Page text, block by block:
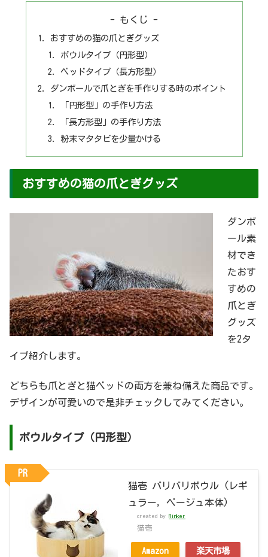
- もくじ -
おすすめの猫の爪とぎグッズ
ボウルタイプ（円形型）
ベッドタイプ（長方形型）
ダンボールで爪とぎを手作りする時のポイント
「円形型」の手作り方法
「長方形型」の手作り方法
粉末マタタビを少量かける
おすすめの猫の爪とぎグッズ
ダンボ
ール素
材でき
たおす
すめの
爪とぎ
グッズ
を2タ
イプ紹介します。
どちらも爪とぎと猫ベッドの両方を兼ね備えた商品です。
デザインが可愛いので是非チェックしてみてください。
ボウルタイプ（円形型）
猫壱 バリバリボウル (レギ
ュラー, ベージュ本体)
created by Rinker
猫壱
Amazon 楽天市場
PR